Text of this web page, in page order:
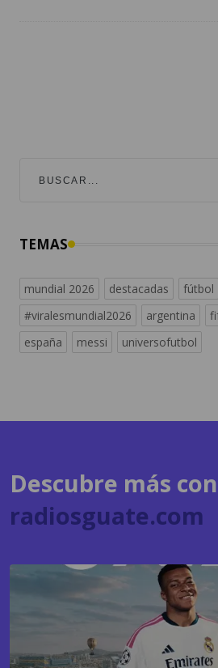
mundial 2026
españa
messi universofutbol
radiosguate.com